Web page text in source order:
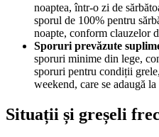
noaptea, într-o zi de
sporul de 100% pentru
noapte, conform clauzelor
Sporuri prevăzute
sporuri minime din lege,
sporuri pentru condiții
weekend, care se adaugă
Situații și greșeli